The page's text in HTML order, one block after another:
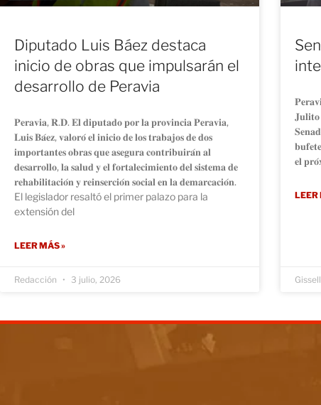
Diputado Luis Báez destaca
inicio de obras que impulsarán el
desarrollo de Peravia
𝐏𝐞𝐫𝐚𝐯𝐢𝐚, 𝐑.𝐃. 𝐄𝐥 𝐝𝐢𝐩𝐮𝐭𝐚𝐝𝐨 𝐩𝐨𝐫 𝐥𝐚 𝐩𝐫𝐨𝐯𝐢𝐧𝐜𝐢𝐚 𝐏𝐞𝐫𝐚𝐯𝐢𝐚,
𝐋𝐮𝐢𝐬 𝐁𝐚́𝐞𝐳, 𝐯𝐚𝐥𝐨𝐫𝐨́ 𝐞𝐥 𝐢𝐧𝐢𝐜𝐢𝐨 𝐝𝐞 𝐥𝐨𝐬 𝐭𝐫𝐚𝐛𝐚𝐣𝐨𝐬 𝐝𝐞 𝐝𝐨𝐬
𝐢𝐦𝐩𝐨𝐫𝐭𝐚𝐧𝐭𝐞𝐬 𝐨𝐛𝐫𝐚𝐬 𝐪𝐮𝐞 𝐚𝐬𝐞𝐠𝐮𝐫𝐚 𝐜𝐨𝐧𝐭𝐫𝐢𝐛𝐮𝐢𝐫𝐚́𝐧 𝐚𝐥
𝐝𝐞𝐬𝐚𝐫𝐫𝐨𝐥𝐥𝐨, 𝐥𝐚 𝐬𝐚𝐥𝐮𝐝 𝐲 𝐞𝐥 𝐟𝐨𝐫𝐭𝐚𝐥𝐞𝐜𝐢𝐦𝐢𝐞𝐧𝐭𝐨 𝐝𝐞𝐥 𝐬𝐢𝐬𝐭𝐞𝐦𝐚 𝐝𝐞
𝐫𝐞𝐡𝐚𝐛𝐢𝐥𝐢𝐭𝐚𝐜𝐢𝐨́𝐧 𝐲 𝐫𝐞𝐢𝐧𝐬𝐞𝐫𝐜𝐢𝐨́𝐧 𝐬𝐨𝐜𝐢𝐚𝐥 𝐞𝐧 𝐥𝐚 𝐝𝐞𝐦𝐚𝐫𝐜𝐚𝐜𝐢𝐨́𝐧.
El legislador resaltó el primer palazo para la
extensión del
LEER MÁS »
Redacción 3 julio, 2026
𝐞𝐥
LEER